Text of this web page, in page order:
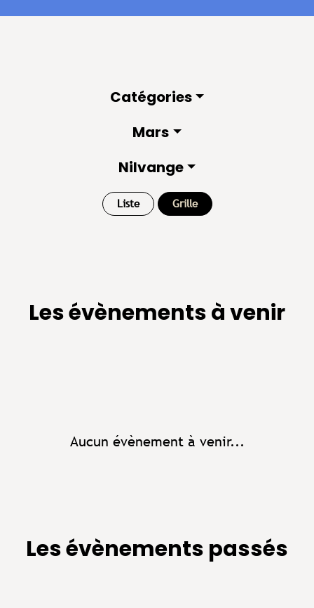
Catégories
Mars
Nilvange
Liste Grille
Les évènements à venir
Aucun évènement à venir...
Les évènements passés